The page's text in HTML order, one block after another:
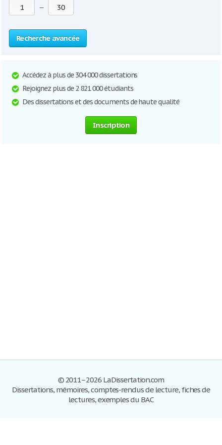
—
Recherche avancée
Accédez à plus de 304 000 dissertations
Rejoignez plus de 2 821 000 étudiants
Des dissertations et des documents de haute qualité
Inscription
© 2011–2026 LaDissertation.com
Dissertations, mémoires, comptes-rendus de lecture, fiches de
lectures, exemples du BAC